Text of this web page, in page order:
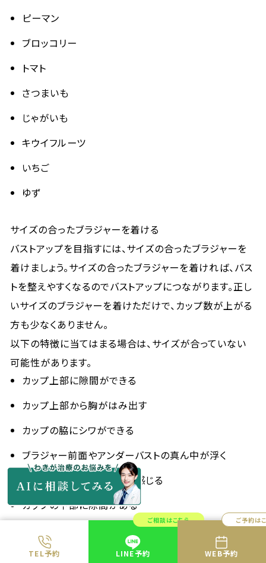
TEL予約
ご相談はこちら
LINE予約
ご予約は
WEB予約
ピーマン
ブロッコリー
トマト
さつまいも
じゃがいも
キウイフルーツ
いちご
ゆず
サイズの合ったブラジャーを着ける
バストアップを目指すには、サイズの合ったブラジャーを
着けましょう。サイズの合ったブラジャーを着ければ、バス
トを整えやすくなるのでバストアップにつながります。正し
いサイズのブラジャーを着けただけで、カップ数が上がる
方も少なくありません。
以下の特徴に当てはまる場合は、サイズが合っていない
可能性があります。
カップ上部に隙間ができる
カップ上部から胸がはみ出す
カップの脇にシワができる
ブラジャー前面やアンダーバストの真ん中が浮く
締め付けられているように感じる
カップの下部に隙間がある
腕を上げたときにブラジャーも一緒に上がる
ストラップがずれたり食い込んだりする